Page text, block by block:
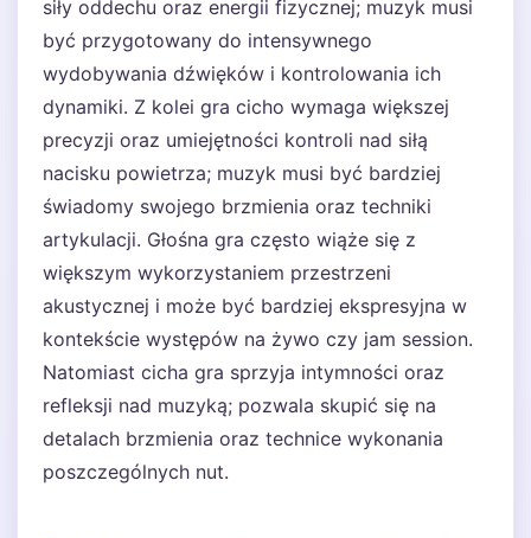
siły oddechu oraz energii fizycznej; muzyk musi
być przygotowany do intensywnego
wydobywania dźwięków i kontrolowania ich
dynamiki. Z kolei gra cicho wymaga większej
precyzji oraz umiejętności kontroli nad siłą
nacisku powietrza; muzyk musi być bardziej
świadomy swojego brzmienia oraz techniki
artykulacji. Głośna gra często wiąże się z
większym wykorzystaniem przestrzeni
akustycznej i może być bardziej ekspresyjna w
kontekście występów na żywo czy jam session.
Natomiast cicha gra sprzyja intymności oraz
refleksji nad muzyką; pozwala skupić się na
detalach brzmienia oraz technice wykonania
poszczególnych nut.